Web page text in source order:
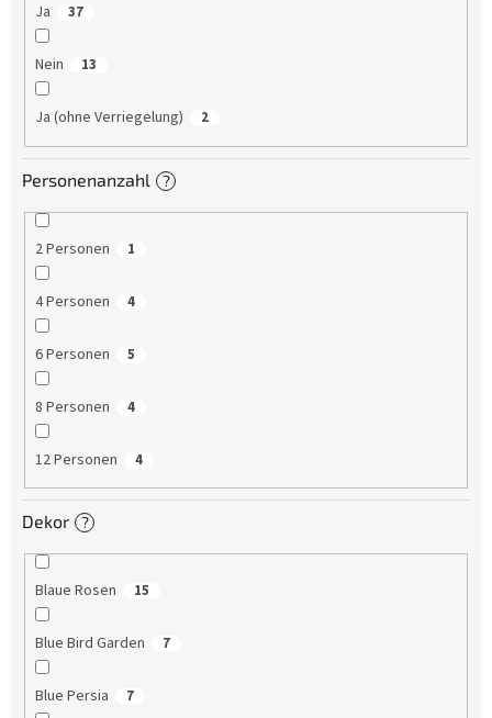
Ja 37
Nein 13
Ja (ohne Verriegelung) 2
Personenanzahl ?
2 Personen 1
4 Personen 4
6 Personen 5
8 Personen 4
12 Personen 4
Dekor ?
Blaue Rosen 15
Blue Bird Garden 7
Blue Persia 7